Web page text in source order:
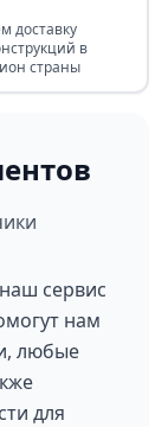
доставку
в
страны
сервис
нам
любые
для